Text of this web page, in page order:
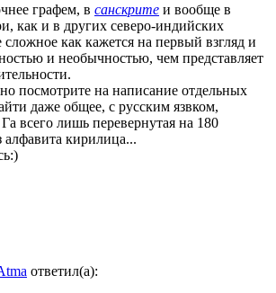
графем, в санскрите и вообще в
как и в других северо-индийских
сложное как кажется на первый взгляд и
и необычностью, чем представляет
посмотрите на написание отдельных
даже общее, с русским язвком,
всего лишь перевернутая на 180
алфавита кирилица...
ответил(а):